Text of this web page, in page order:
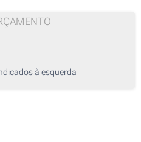
à esquerda